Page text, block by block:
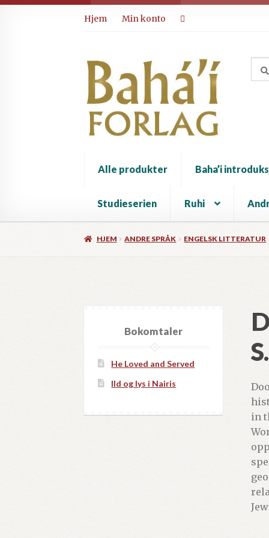
Hopp
til
Hopp
til
Hjem Min konto
Alle produkter Baha’i
Studieserien Ruhi
HJEM ANDRE SPRÅK ENGELSK LITTERATUR
in
Bokomtaler
He Loved and Served
Ild og lys i Nairis